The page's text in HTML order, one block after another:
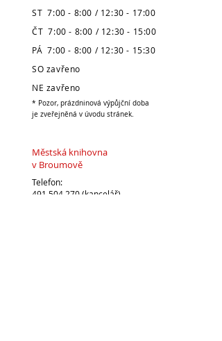
ST 7:00 - 8:00 / 12:30 - 17:00
ČT 7:00 - 8:00 / 12:30 - 15:00
PÁ 7:00 - 8:00 / 12:30 - 15:30
SO zavřeno
NE zavřeno
* Pozor, prázdninová výpůjční doba
je zveřejněná v úvodu stránek.
Městská knihovna
v Broumově
Telefon:
491 504 270 (kancelář)